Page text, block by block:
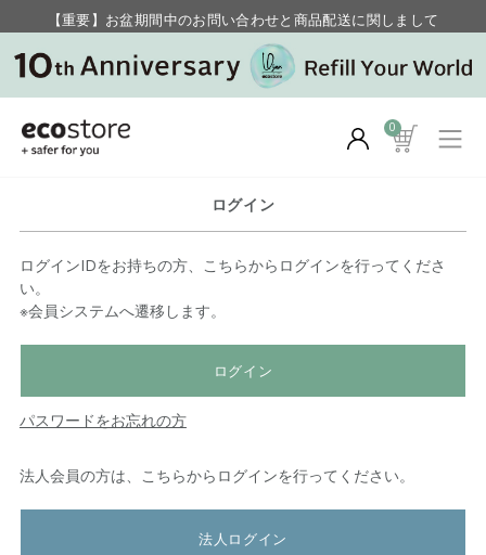
【重要】お盆期間中のお問い合わせと商品配送に関しまして
毎月お得にポイントが貯まる！ “月のポイントアップデー”
0
ログイン
ログインIDをお持ちの方、こちらからログインを行ってくださ
い。
※会員システムへ遷移します。
ログイン
パスワードをお忘れの方
法人会員の方は、こちらからログインを行ってください。
法人ログイン